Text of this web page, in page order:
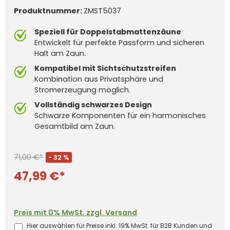
Produktnummer: ZMST5037
Speziell für Doppelstabmattenzäune
Entwickelt für perfekte Passform und sicheren
Halt am Zaun.
Kompatibel mit Sichtschutzstreifen
Kombination aus Privatsphäre und
Stromerzeugung möglich.
Vollständig schwarzes Design
Schwarze Komponenten für ein harmonisches
Gesamtbild am Zaun.
71,00 €* - 32 %
47,99 €*
Preis mit 0% MwSt. zzgl. Versand
Hier auswählen für Preise inkl. 19% MwSt. für B2B Kunden und